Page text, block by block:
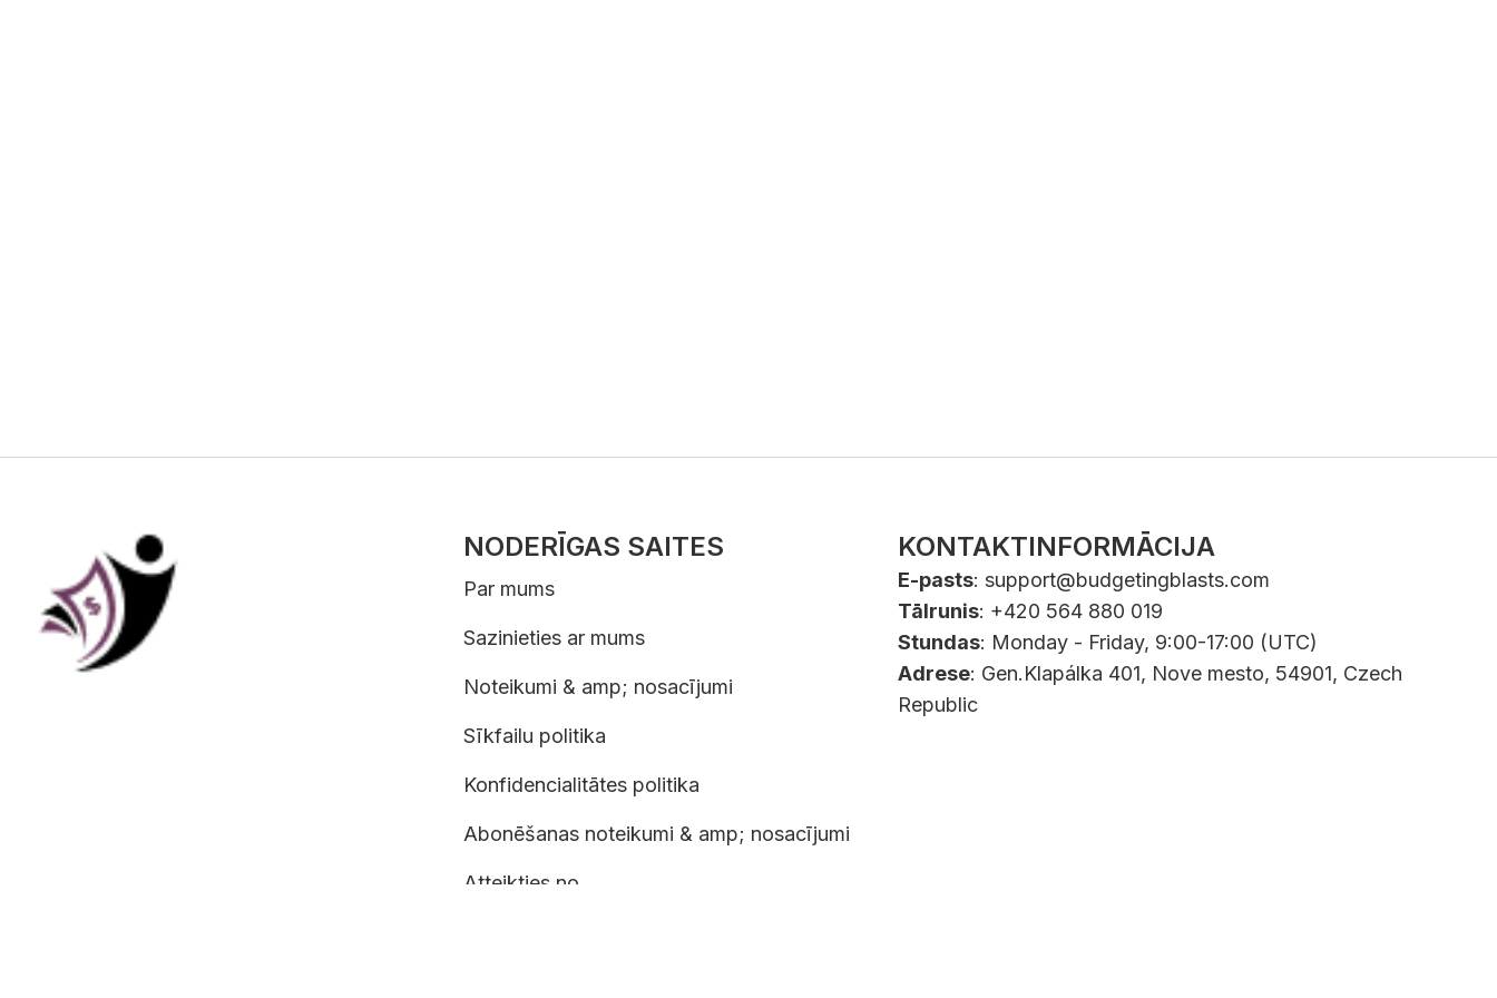
NODERĪGAS SAITES
Par mums
Sazinieties ar mums
Noteikumi & amp; nosacījumi
Sīkfailu politika
Konfidencialitātes politika
Abonēšanas noteikumi & amp; nosacījumi
Atteikties no
KONTAKTINFORMĀCIJA
E-pasts: support@budgetingblasts.com
Tālrunis: +420 564 880 019
Stundas: Monday - Friday, 9:00-17:00 (UTC)
Adrese: Gen.Klapálka 401, Nove mesto, 54901, Czech
Republic